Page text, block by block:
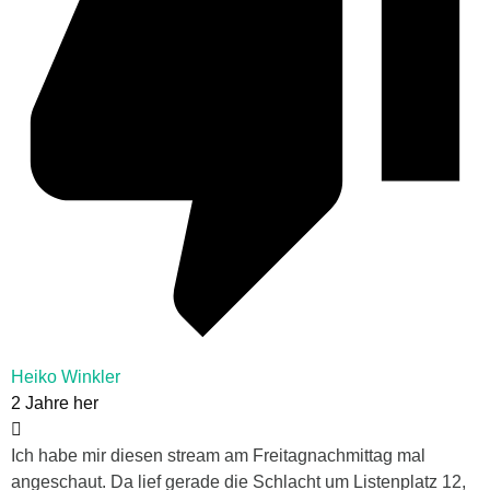
Heiko Winkler
2 Jahre her
Ich habe mir diesen stream am Freitagnachmittag mal
angeschaut. Da lief gerade die Schlacht um Listenplatz 12,